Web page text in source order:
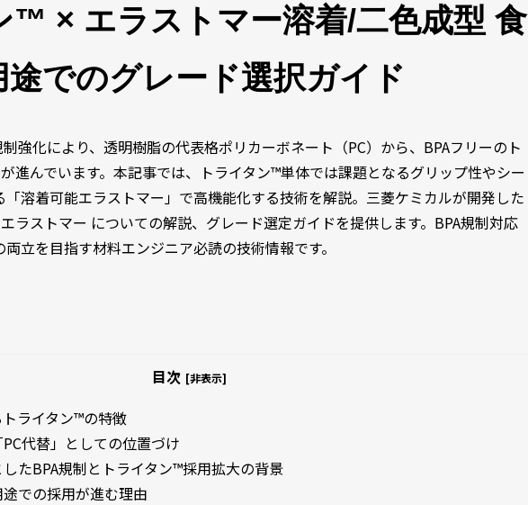
™ × エラストマー溶着/二色成型 食
途でのグレード選択ガイド
強化により、透明樹脂の代表格ポリカーボネート（PC）から、BPAフリーのト
進んでいます。本記事では、トライタン™単体では課題となるグリップ性やシー
溶着可能エラストマー」で高機能化する技術を解説。三菱ケミカルが開発した
ラストマー についての解説、グレード選定ガイドを提供します。BPA規制対応
立を目指す材料エンジニア必読の技術情報です。
目次 [非表示]
ライタン™の特徴
代替」としての位置づけ
たBPA規制とトライタン™採用拡大の背景
での採用が進む理由